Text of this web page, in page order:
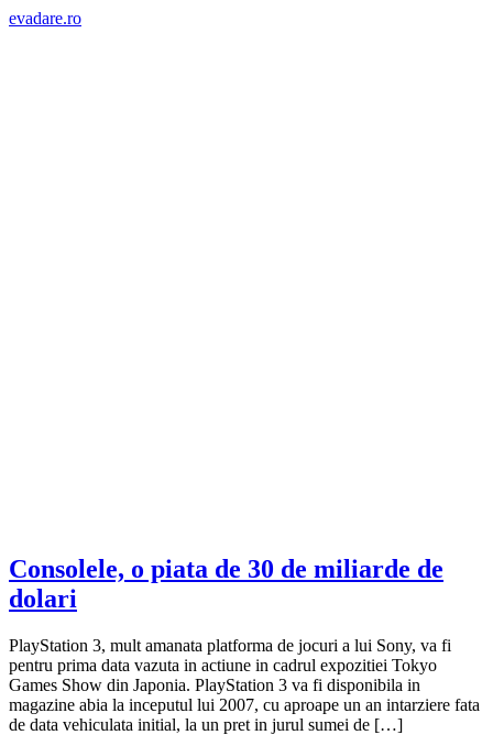
evadare.ro
Consolele, o piata de 30 de miliarde de
dolari
PlayStation 3, mult amanata platforma de jocuri a lui Sony, va fi
pentru prima data vazuta in actiune in cadrul expozitiei Tokyo
Games Show din Japonia. PlayStation 3 va fi disponibila in
magazine abia la inceputul lui 2007, cu aproape un an intarziere fata
de data vehiculata initial, la un pret in jurul sumei de […]